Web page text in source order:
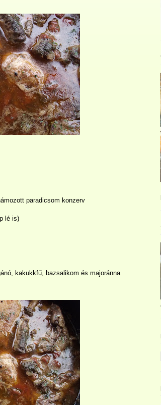
paradicsom konzerv
lé is)
kakukkfű, bazsalikom és majoránna